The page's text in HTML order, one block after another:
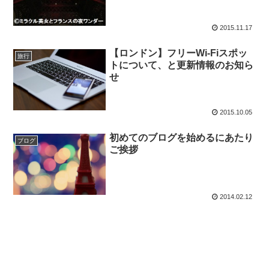
2015.11.17
旅行
【ロンドン】フリーWi-Fiスポッ
トについて、と更新情報のお知ら
せ
2015.10.05
ブログ
初めてのブログを始めるにあたり
ご挨拶
2014.02.12